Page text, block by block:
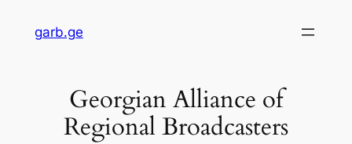
garb.ge
Georgian Alliance of
Regional Broadcasters